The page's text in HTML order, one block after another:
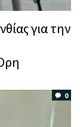
για την
0